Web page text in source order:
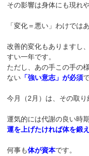
その影響は身体にも現れ
「変化＝悪い」わけでは
改善的変化もありますし
すい一年です。
ただし、あの手この手の
ない 「強い意志」が必須
今月（2月）は、その取り
運気的には代謝の良い時期
運を上げたければ体を鍛
何事も体が資本です。